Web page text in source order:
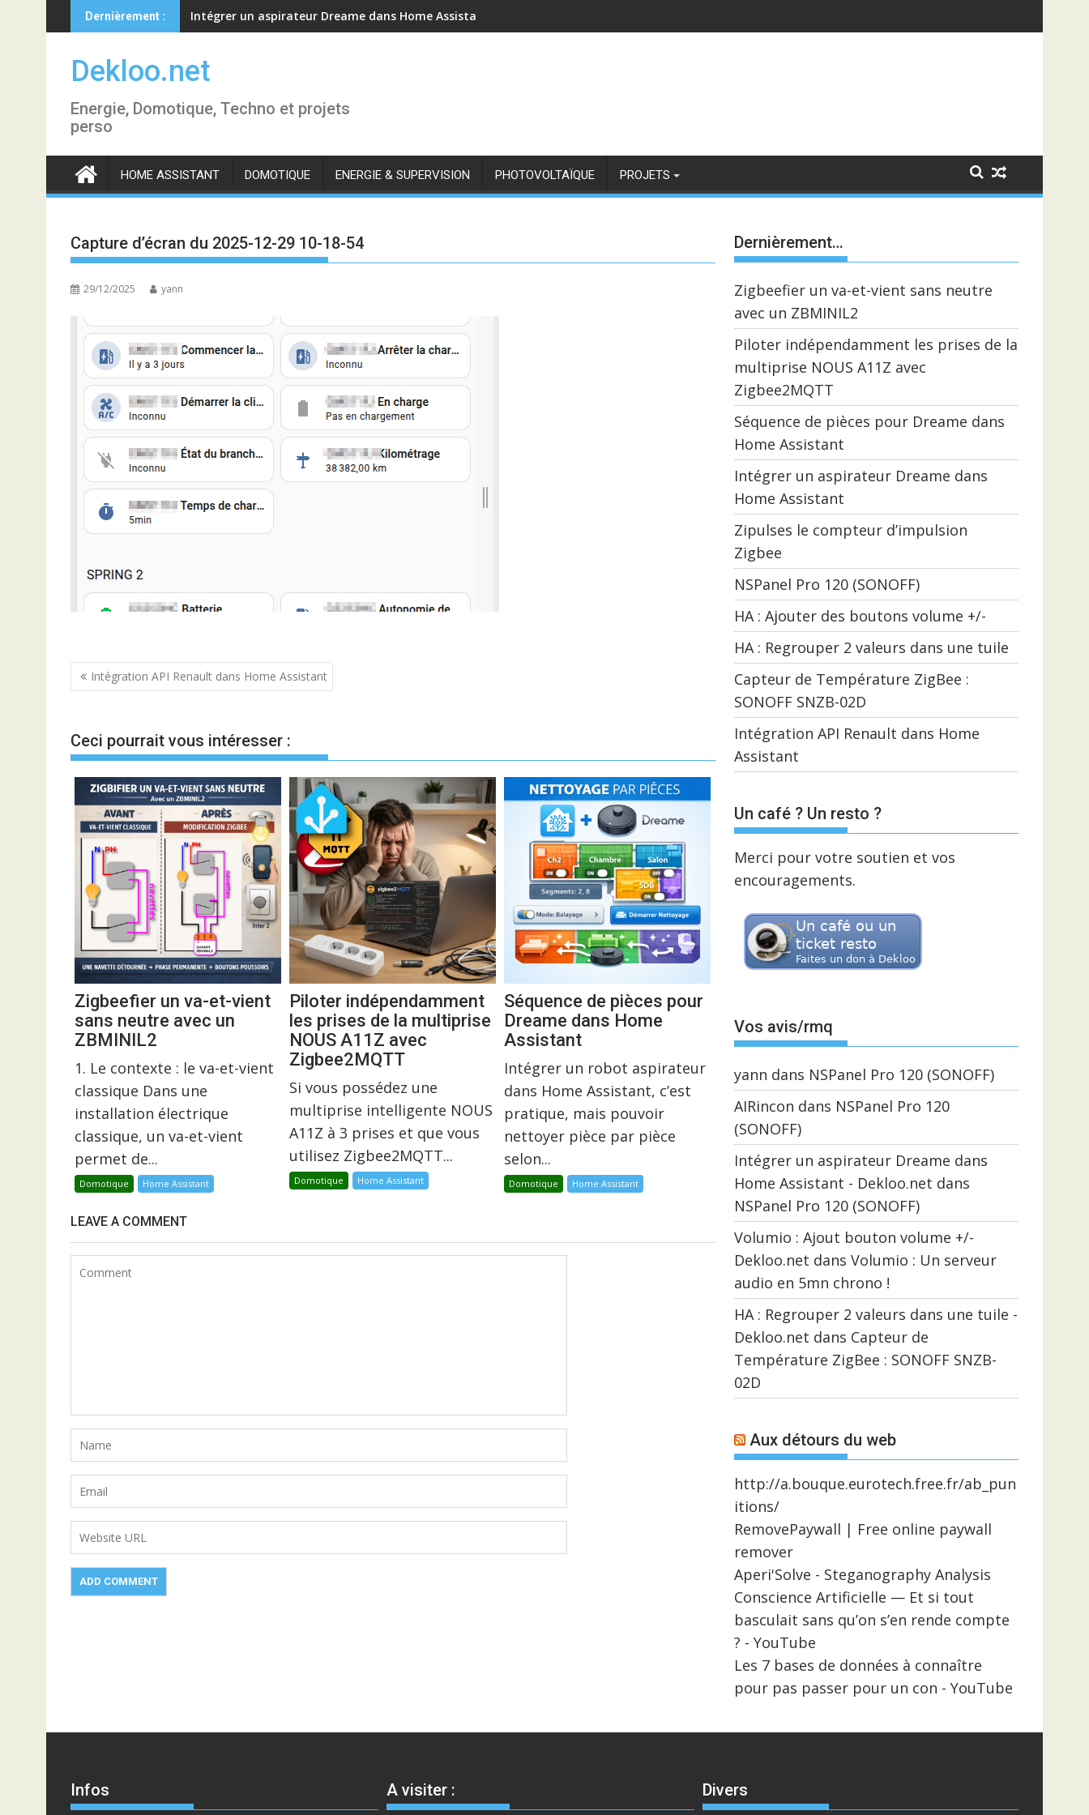
to
content
Dernièrement : Intégrer un aspirateur Dreame dans Home Assistant
Dekloo.net
Energie, Domotique, Techno et projets
perso
HOME ASSISTANT DOMOTIQUE ENERGIE & SUPERVISION PHOTOVOLTAÏQUE PROJETS
Capture d’écran du 2025-12-29 10-18-54
29/12/2025 yann
Navigation
l’article
Intégration API Renault dans Home Assistant
Ceci pourrait vous intéresser :
Zigbeefier un va-et-vient
sans neutre avec un
ZBMINIL2
1. Le contexte : le va-et-vient
classique Dans une
installation électrique
classique, un va-et-vient
permet de...
Domotique Home Assistant
Piloter indépendamment
les prises de la multiprise
NOUS A11Z avec
Zigbee2MQTT
Si vous possédez une
multiprise intelligente NOUS
A11Z à 3 prises et que vous
utilisez Zigbee2MQTT...
Domotique Home Assistant
Séquence de pièces pour
Dreame dans Home
Assistant
Intégrer un robot aspirateur
dans Home Assistant, c’est
pratique, mais pouvoir
nettoyer pièce par pièce
selon...
Domotique Home Assistant
LEAVE A COMMENT
Dernièrement…
Zigbeefier un va-et-vient sans neutre
avec un ZBMINIL2
Piloter indépendamment les prises de la
multiprise NOUS A11Z avec
Zigbee2MQTT
Séquence de pièces pour Dreame dans
Home Assistant
Intégrer un aspirateur Dreame dans
Home Assistant
Zipulses le compteur d’impulsion
Zigbee
NSPanel Pro 120 (SONOFF)
HA : Ajouter des boutons volume +/-
HA : Regrouper 2 valeurs dans une tuile
Capteur de Température ZigBee :
SONOFF SNZB-02D
Intégration API Renault dans Home
Assistant
Un café ? Un resto ?
Merci pour votre soutien et vos
encouragements.
Vos avis/rmq
yann dans NSPanel Pro 120 (SONOFF)
AIRincon dans NSPanel Pro 120
(SONOFF)
Intégrer un aspirateur Dreame dans
Home Assistant - Dekloo.net dans
NSPanel Pro 120 (SONOFF)
Volumio : Ajout bouton volume +/-
Dekloo.net dans Volumio : Un serveur
audio en 5mn chrono !
HA : Regrouper 2 valeurs dans une tuile -
Dekloo.net dans Capteur de
Température ZigBee : SONOFF SNZB-
02D
Aux détours du web
http://a.bouque.eurotech.free.fr/ab_pun
itions/
RemovePaywall | Free online paywall
remover
Aperi'Solve - Steganography Analysis
Conscience Artificielle — Et si tout
basculait sans qu’on s’en rende compte
? - YouTube
Les 7 bases de données à connaître
pour pas passer pour un con - YouTube
Infos A visiter : Divers